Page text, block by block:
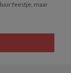
feestje, maar